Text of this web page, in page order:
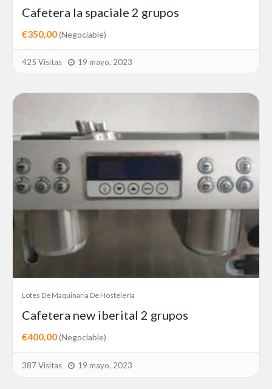
Cafetera la spaciale 2 grupos
€350,00(Negociable)
425 Visitas 19 mayo, 2023
Lotes De Maquinaria De Hostelería
Cafetera new iberital 2 grupos
€400,00(Negociable)
387 Visitas 19 mayo, 2023